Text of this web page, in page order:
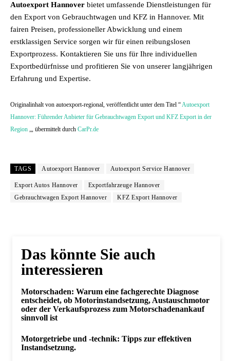
Autoexport Hannover bietet umfassende Dienstleistungen für
den Export von Gebrauchtwagen und KFZ in Hannover. Mit
fairen Preisen, professioneller Abwicklung und einem
erstklassigen Service sorgen wir für einen reibungslosen
Exportprozess. Kontaktieren Sie uns für Ihre individuellen
Exportbedürfnisse und profitieren Sie von unserer langjährigen
Erfahrung und Expertise.
Originalinhalt von autoexport-regional, veröffentlicht unter dem Titel “Autoexport
Hannover: Führender Anbieter für Gebrauchtwagen Export und KFZ Export in der
Region „, übermittelt durch CarPr.de
TAGS Autoexport Hannover Autoexport Service Hannover
Export Autos Hannover
Exportfahrzeuge Hannover
Gebrauchtwagen Export Hannover
KFZ Export Hannover
Das könnte Sie auch
interessieren
Motorschaden: Warum eine fachgerechte Diagnose
entscheidet, ob Motorinstandsetzung, Austauschmotor
oder der Verkaufsprozess zum Motorschadenankauf
sinnvoll ist
Motorgetriebe und -technik: Tipps zur effektiven
Instandsetzung.